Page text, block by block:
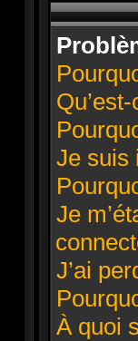
Je suis
Je
J’ai
À quoi